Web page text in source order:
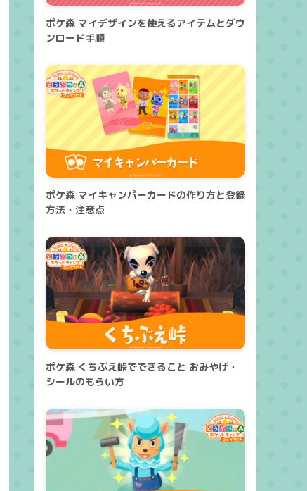
ポケ森 マイデザインを使えるアイテムとダウ
ンロード手順
ポケ森 マイキャンパーカードの作り方と登録
方法・注意点
ポケ森 くちぶえ峠でできること おみやげ・
シールのもらい方